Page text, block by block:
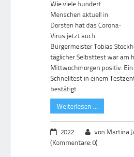
Wie viele hundert
Menschen aktuell in
Dorsten hat das Corona-
Virus jetzt auch
Bürgermeister Tobias
täglicher Selbsttest war am
Mittwochmorgen positiv.
Schnelltest in einem
bestätigt.
Weiterlesen …
2022
von Martina
(Kommentare: 0)